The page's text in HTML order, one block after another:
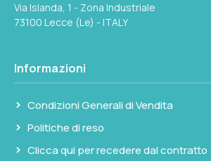
Via Islanda, 1 - Zona Industriale
73100 Lecce (Le) - ITALY
Informazioni
Condizioni Generali di Vendita
Politiche di reso
Clicca qui per recedere dal contratto